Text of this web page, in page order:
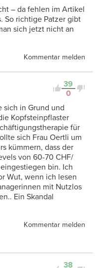
– da fehlen im Artikel
So richtige Patzer gibt
sich jetzt nicht an
Kommentar melden
39
0
sich in Grund und
Kopfsteinpflaster
für
sich Frau Oertli um
kümmern, dass der
von 60-70 CHF/
bin. Ich
Wut, wenn ich lesen
mit Nutzlos
Ein Skandal
Kommentar melden
38